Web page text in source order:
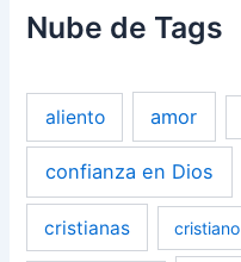
Nube de Tags
aliento amor
confianza en Dios
cristianas cristiano